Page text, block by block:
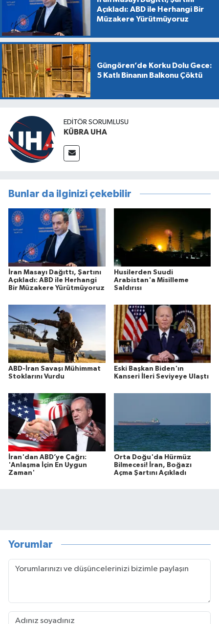
Açıkladı: ABD ile Herhangi Bir
Müzakere Yürütmüyoruz
Güngören’de Korku Dolu Gece:
5 Katlı Binanın Balkonu Çöktü
EDİTÖR SORUMLUSU
KÜBRA UHA
Bunlar da ilginizi çekebilir
İran Masayı Dağıttı, Şartını
Açıkladı: ABD ile Herhangi
Bir Müzakere Yürütmüyoruz
Husilerden Suudi
Arabistan'a Misilleme
Saldırısı
ABD-İran Savaşı Mühimmat
Stoklarını Vurdu
Eski Başkan Biden'ın
Kanseri İleri Seviyeye Ulaştı
İran'dan ABD’ye Çağrı:
'Anlaşma İçin En Uygun
Zaman'
Orta Doğu'da Hürmüz
Bilmecesi! İran, Boğazı
Açma Şartını Açıkladı
Yorumlar